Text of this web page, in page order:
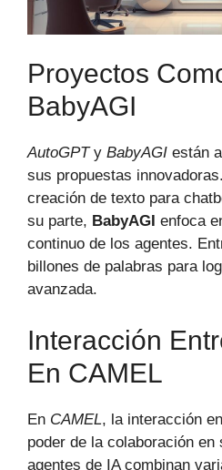
Proyectos
BabyAGI
AutoGPTy BabyAGI están
sus propuestas innovadoras.
creación de texto para
su parte, BabyAGI enfoca
continuo de los agentes.
billones de palabras para
avanzada.
Interacción
En CAMEL
En CAMEL, la interacción
poder de la colaboración en
agentes de IA combinan